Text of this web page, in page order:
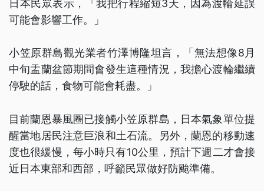
日本民眾表示，「我把行程縮短3天，因為渡輪延誤
可能會影響工作。」
小笠原群島觀光業者竹澤博隆坦言，「無法想像8月
中旬盂蘭盆節期間會發生這種情況，我擔心渡輪繼續
停駛的話，食物可能會耗盡。」
目前蘭恩暴風圈已接觸小笠原群島，日本氣象單位提
醒當地居民注意巨浪和土石流。另外，蘭恩的移動速
度也很緩慢，每小時只有10公里，預計下週二才會接
近日本東部和西部，呼籲民眾做好防颱準備。